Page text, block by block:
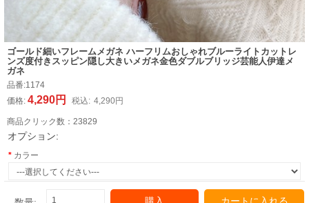
ゴールド細いフレームメガネ ハーフリムおしゃれブルーライトカットレ
ンズ度付きスッピン隠し大きいメガネ金色ダブルブリッジ芸能人伊達メ
ガネ
品番:1174
価格: 4,290円 税込: 4,290円
商品クリック数： 23829
オプション:
カラー